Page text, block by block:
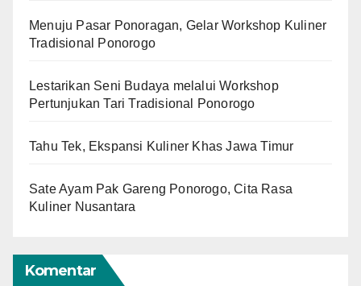
Menuju Pasar Ponoragan, Gelar Workshop Kuliner
Tradisional Ponorogo
Lestarikan Seni Budaya melalui Workshop
Pertunjukan Tari Tradisional Ponorogo
Tahu Tek, Ekspansi Kuliner Khas Jawa Timur
Sate Ayam Pak Gareng Ponorogo, Cita Rasa
Kuliner Nusantara
Komentar